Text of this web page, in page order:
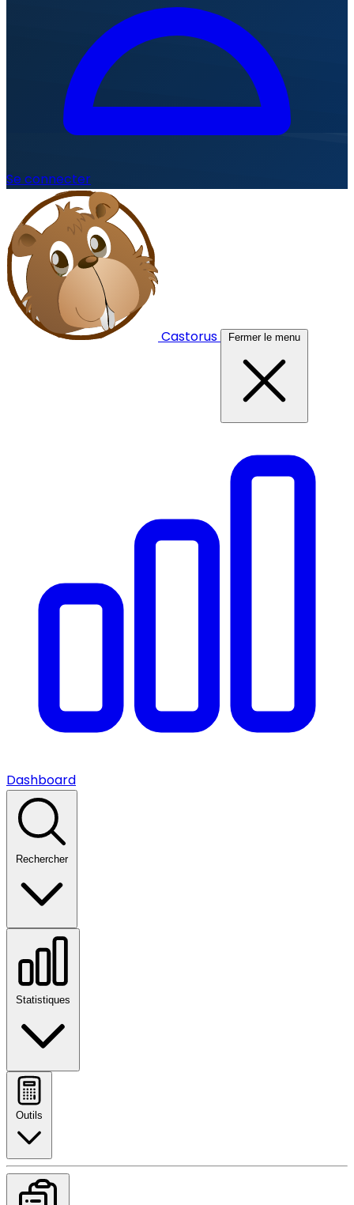
Se connecter
Castorus Fermer le menu
Dashboard
Rechercher
Statistiques
Outils